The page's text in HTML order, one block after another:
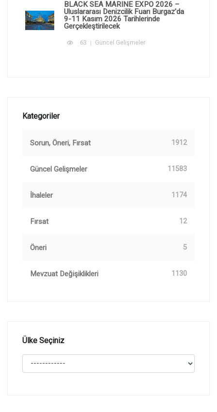
BLACK SEA MARINE EXPO 2026 –
Uluslararası Denizcilik Fuarı Burgaz'da
9-11 Kasım 2026 Tarihlerinde
Gerçekleştirilecek
63 Güncel Gelişmeler
Kategoriler
Sorun, Öneri, Fırsat 1912
Güncel Gelişmeler 11583
İhaleler 1174
Fırsat 12
Öneri 5
Mevzuat Değişiklikleri 1130
Ülke Seçiniz